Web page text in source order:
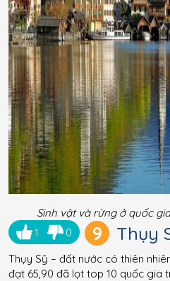
Sinh vật và rừng ở quốc
1
0 9 Thụy
Thụy Sỹ – đất nước có thiên
đạt 65,90 đã lọt top 10 quốc gia